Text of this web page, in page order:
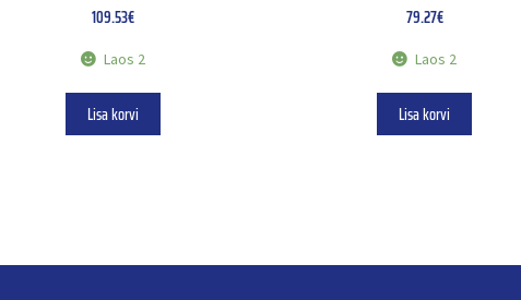
109.53€
Laos 2
Lisa korvi
79.27€
Laos 2
Lisa korvi